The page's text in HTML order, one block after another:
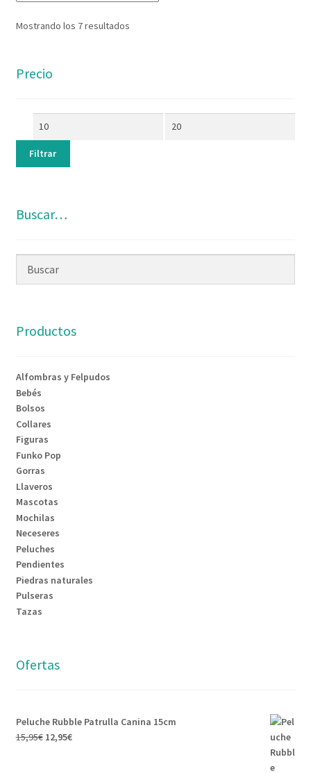
Mostrando los 7 resultados
Precio
Filtrar
Buscar…
Productos
Alfombras y Felpudos
Bebés
Bolsos
Collares
Figuras
Funko Pop
Gorras
Llaveros
Mascotas
Mochilas
Neceseres
Peluches
Pendientes
Piedras naturales
Pulseras
Tazas
Ofertas
Peluche Rubble Patrulla Canina 15cm
15,95€ 12,95€